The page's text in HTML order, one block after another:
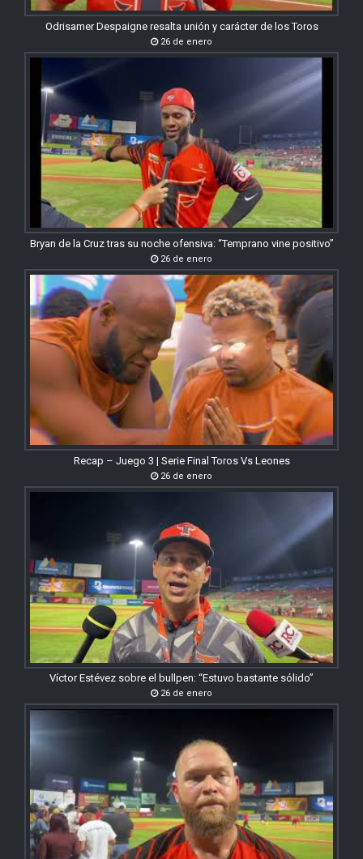
Odrisamer Despaigne resalta unión y carácter de los Toros
26 de enero
Bryan de la Cruz tras su noche ofensiva: “Temprano vine positivo”
26 de enero
Recap – Juego 3 | Serie Final Toros Vs Leones
26 de enero
Víctor Estévez sobre el bullpen: “Estuvo bastante sólido”
26 de enero